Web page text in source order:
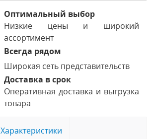
Оптимальный выбор
Низкие цены и широкий
ассортимент
Всегда рядом
Широкая сеть представительств
Доставка в срок
Оперативная доставка и выгрузка
товара
Характеристики